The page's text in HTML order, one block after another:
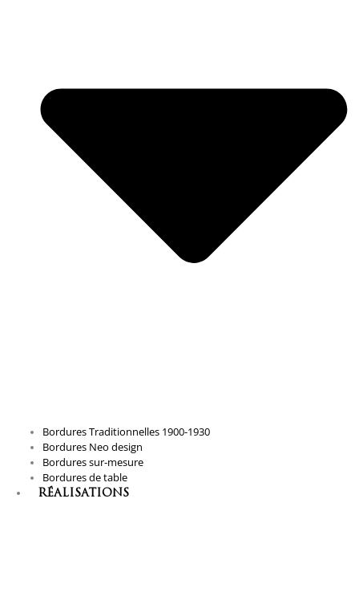
Bordures Traditionnelles 1900-1930
Bordures Neo design
Bordures sur-mesure
Bordures de table
RÉALISATIONS